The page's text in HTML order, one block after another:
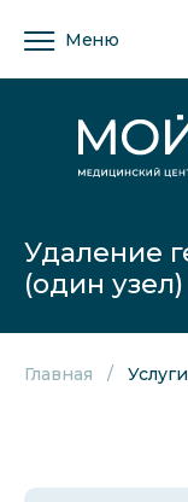
Меню
Удаление
(один узел)
Главная